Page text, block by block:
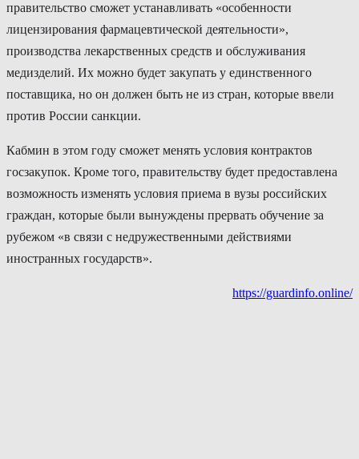
правительство сможет устанавливать «особенности
лицензирования фармацевтической деятельности»,
производства лекарственных средств и обслуживания
медизделий. Их можно будет закупать у единственного
поставщика, но он должен быть не из стран, которые ввели
против России санкции.
Кабмин в этом году сможет менять условия контрактов
госзакупок. Кроме того, правительству будет предоставлена
возможность изменять условия приема в вузы российских
граждан, которые были вынуждены прервать обучение за
рубежом «в связи с недружественными действиями
иностранных государств».
https://guardinfo.online/